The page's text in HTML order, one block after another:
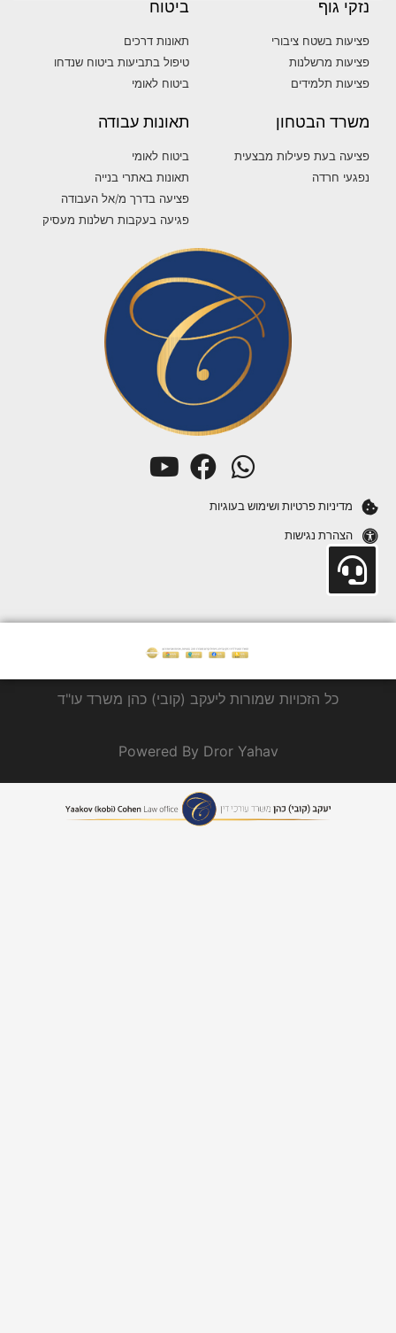
נזקי גוף
פציעות בשטח ציבורי
פציעות מרשלנות
פציעות תלמידים
ביטוח
תאונות דרכים
טיפול בתביעות ביטוח שנדחו
ביטוח לאומי
משרד הבטחון
פציעה בעת פעילות מבצעית
נפגעי חרדה
תאונות עבודה
ביטוח לאומי
תאונות באתרי בנייה
פציעה בדרך מ/אל העבודה
פגיעה בעקבות רשלנות מעסיק
מדיניות פרטיות ושימוש בעוגיות
הצהרת נגישות
כל הזכויות שמורות ליעקב (קובי) כהן משרד עו"ד
Powered By Dror Yahav